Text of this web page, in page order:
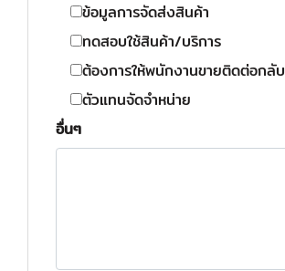
ข้อมูลการจัดส่งสินค้า
ทดสอบใช้สินค้า/บริการ
ต้องการให้พนักงานขายติดต่อกลับ
ตัวแทนจัดจำหน่าย
อื่นๆ